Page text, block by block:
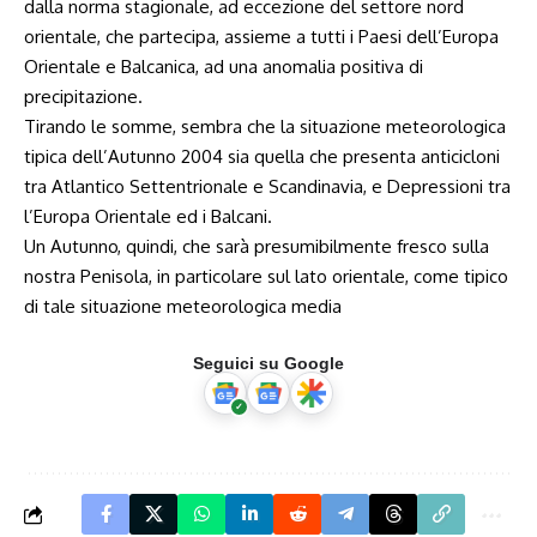
dalla norma stagionale, ad eccezione del settore nord
orientale, che partecipa, assieme a tutti i Paesi dell’Europa
Orientale e Balcanica, ad una anomalia positiva di
precipitazione.
Tirando le somme, sembra che la situazione meteorologica
tipica dell’Autunno 2004 sia quella che presenta anticicloni
tra Atlantico Settentrionale e Scandinavia, e Depressioni tra
l’Europa Orientale ed i Balcani.
Un Autunno, quindi, che sarà presumibilmente fresco sulla
nostra Penisola, in particolare sul lato orientale, come tipico
di tale situazione meteorologica media
Seguici su Google